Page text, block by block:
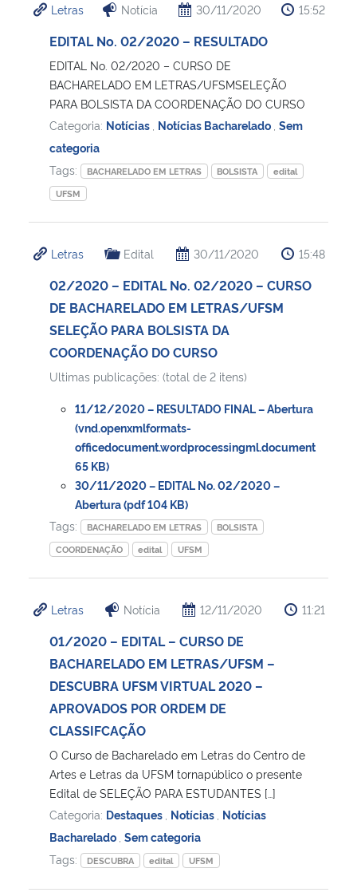
Letras Notícia 30/11/2020 15:52
EDITAL No. 02/2020 – RESULTADO
EDITAL No. 02/2020 – CURSO DE
BACHARELADO EM LETRAS/UFSMSELEÇÃO
PARA BOLSISTA DA COORDENAÇÃO DO CURSO
Categoria: Notícias Notícias Bacharelado Sem
categoria
Tags:
BACHARELADO EM LETRAS BOLSISTA
edital
UFSM
Letras Edital 30/11/2020 15:48
02/2020 – EDITAL No. 02/2020 – CURSO
DE BACHARELADO EM LETRAS/UFSM
SELEÇÃO PARA BOLSISTA DA
COORDENAÇÃO DO CURSO
Ultimas publicações: (total de 2 itens)
11/12/2020 – RESULTADO FINAL – Abertura
(vnd.openxmlformats-
officedocument.wordprocessingml.document
65 KB)
30/11/2020 – EDITAL No. 02/2020 –
Abertura (pdf 104 KB)
Tags:
BACHARELADO EM LETRAS
BOLSISTA
COORDENAÇÃO
edital UFSM
Letras Notícia 12/11/2020 11:21
01/2020 – EDITAL – CURSO DE
BACHARELADO EM LETRAS/UFSM –
DESCUBRA UFSM VIRTUAL 2020 –
APROVADOS POR ORDEM DE
CLASSIFCAÇÃO
O Curso de Bacharelado em Letras do Centro de
Artes e Letras da UFSM tornapúblico o presente
Edital de SELEÇÃO PARA ESTUDANTES […]
Categoria: Destaques Notícias Notícias
Bacharelado Sem categoria
Tags:
DESCUBRA edital UFSM